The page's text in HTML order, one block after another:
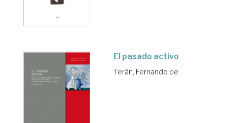
El pasado activo
Terán, Fernando de